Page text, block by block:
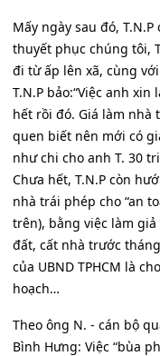
Mấy ngày sau đó,
thuyết phục chúng tôi,
đi từ ấp lên xã, cùng
T.N.P bảo:“Việc anh xin
hết rồi đó. Giá làm nhà
quen biết nên mới có
như chi cho anh T. 30
Chưa hết, T.N.P còn
nhà trái phép cho “an
trên), bằng việc làm
đất, cất nhà trước
của UBND TPHCM là
hoạch…
Theo ông N. - cán bộ
Bình Hưng: Việc “bùa